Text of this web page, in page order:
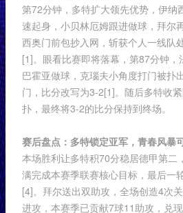
第72分钟，多特扩大领先优势，伊纳
速起身，小贝林厄姆跟进做球，拜尔
西奥门前包抄入网，斩获个人一线队
[1]。眼看比赛即将落幕，第87分钟，
巴霍亚做球，克瑙夫小角度打门被扑
门，比分改写为3-2[1]。随后多特收
扑，最终将3-2的比分保持到终场。
赛后盘点：多特锁定亚军，青春风暴
本场胜利让多特积70分稳居德甲第二
满完成本赛季联赛核心目标，最后一
[4]。拜尔送出双助攻，全场创造4次
进攻，本赛季已贡献7球11助攻，兑